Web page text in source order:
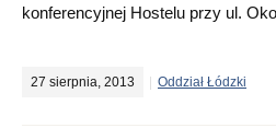
konferencyjnej Hostelu przy ul.
27 sierpnia, 2013 Oddział Łódzki